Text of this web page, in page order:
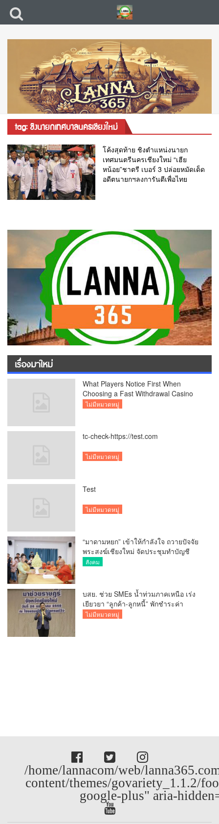
tag: ชิงนายกเทศบาลนครเชียงใหม่
โค้งสุดท้าย ชิงตำแหน่งนายก
เทศมนตรีนครเชียงใหม่ “เฮีย
หน้อย”ชาตรี เบอร์ 3 ปล่อยหมัดเด็ด
อดีตนายกฯลงการันตีเพื่อไทย
เรื่องมาใหม่
What Players Notice First When
Choosing a Fast Withdrawal Casino
UK
ไม่มีหมวดหมู่
tc-check-https://test.com
ไม่มีหมวดหมู่
Test
ไม่มีหมวดหมู่
“มาดามหยก” เข้าให้กำลังใจ ถวายปัจจัย
พระสงฆ์เชียงใหม่ จัดประชุมทำบัญชี
รายรับรายจ่ายของวัด กว่า 300 รูป ที่วัด
สังคม
บสย. ช่วย SMEs น้ำท่วมภาคเหนือ เร่ง
เยียวยา “ลูกค้า-ลูกหนี้” พักชำระค่า
ธรรมเนียม-ค่างวด
ไม่มีหมวดหมู่
/home/lannacom/web/
content/themes/govariety_1.1.2/
google-plus" aria-